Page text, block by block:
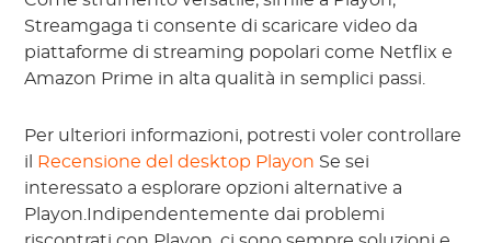
Streamgaga ti consente di scaricare video da
piattaforme di streaming popolari come Netflix e
Amazon Prime in alta qualità in semplici passi.
Per ulteriori informazioni, potresti voler controllare
il
Recensione del desktop Playon Se sei
interessato a esplorare opzioni alternative a
Playon.Indipendentemente dai problemi